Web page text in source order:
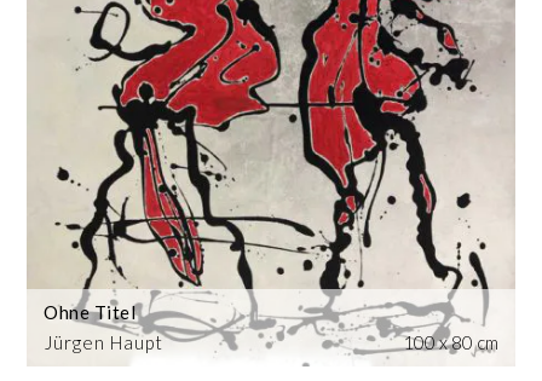
Jürgen Haupt
Ohne Titel
100 x 80 cm